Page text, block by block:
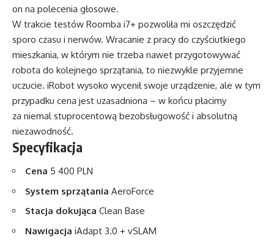
on na polecenia głosowe.
W trakcie testów Roomba i7+ pozwoliła mi oszczędzić
sporo czasu i nerwów. Wracanie z pracy do czyściutkiego
mieszkania, w którym nie trzeba nawet przygotowywać
robota do kolejnego sprzątania, to niezwykle przyjemne
uczucie. iRobot wysoko wycenił swoje urządzenie, ale w tym
przypadku cena jest uzasadniona – w końcu płacimy
za niemal stuprocentową bezobsługowość i absolutną
niezawodność.
Specyfikacja
Cena 5 400 PLN
System sprzątania AeroForce
Stacja dokująca Clean Base
Nawigacja iAdapt 3.0 + vSLAM